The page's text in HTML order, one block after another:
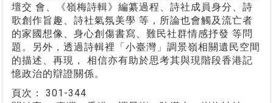
壇交 會、《嶺梅詩輯》編纂過程、詩社成員身分、詩
歌創作旨趣、詩社氣氛美學 等，所論也會觸及流亡者
的家國想像、身心創傷書寫、難民社群情感抒發 等問
題。另外，透過詩輯裡「小臺灣」調景嶺相關遺民空間
的描述、再現， 相信亦有助於思考其與現階段香港記
憶政治的辯證關係。
頁次： 301-344